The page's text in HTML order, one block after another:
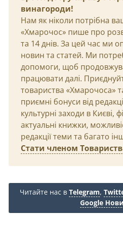
винагороди!
Нам як ніколи потрібна
«Хмарочос» пише про
та 14 днів. За цей час ми
новин та статей. Ми
допомоги, щоб
працювати далі.
товариства «Хмарочоса»
приємні бонуси від
культурні заходи в Києві,
актуальні книжки,
редакції теми та багато
Стати членом
Читайте нас в Telegram,
Google